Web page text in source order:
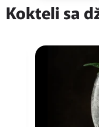
Kokteli sa